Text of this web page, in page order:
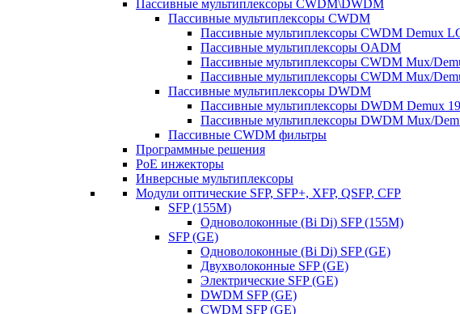
Пассивные мультиплексоры CWDM\DWDM
Пассивные мультиплексоры CWDM
Пассивные мультиплексоры CWDM Demux
Пассивные мультиплексоры OADM
Пассивные мультиплексоры CWDM Mux/
Пассивные мультиплексоры CWDM Mux/
Пассивные мультиплексоры DWDM
Пассивные мультиплексоры DWDM Demux
Пассивные мультиплексоры DWDM Mux/
Пассивные CWDM фильтры
Программные решения
PoE инжекторы
Инверсные мультиплексоры
Модули оптические SFP, SFP+, XFP, QSFP, CFP
SFP (155M)
Одноволоконные (Bi Di) SFP (155M)
SFP (GE)
Одноволоконные (Bi Di) SFP (GE)
Двухволоконные SFP (GE)
Электрические SFP (GE)
DWDM SFP (GE)
CWDM SFP (GE)